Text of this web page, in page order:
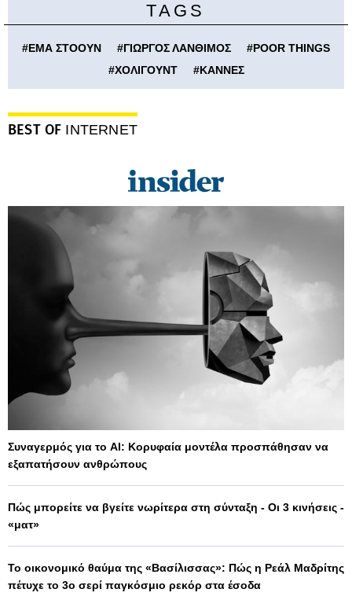
TAGS
#ΕΜΑ ΣΤΟΟΥΝ #ΓΙΩΡΓΟΣ ΛΑΝΘΙΜΟΣ #POOR THINGS
#ΧΟΛΙΓΟΥΝΤ #ΚΑΝΝΕΣ
BEST OF INTERNET
Συναγερμός για το AI: Κορυφαία μοντέλα προσπάθησαν να
εξαπατήσουν ανθρώπους
Πώς μπορείτε να βγείτε νωρίτερα στη σύνταξη - Οι 3 κινήσεις -
«ματ»
Το οικονομικό θαύμα της «Βασίλισσας»: Πώς η Ρεάλ Μαδρίτης
πέτυχε το 3ο σερί παγκόσμιο ρεκόρ στα έσοδα